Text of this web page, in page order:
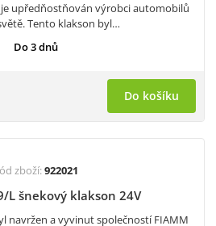
je upředňostňován výrobci automobilů
Tento klakson byl…
Do 3 dnů
Do košíku
zboží:922021
L šnekový klakson 24V
navržen a vyvinut společností FIAMM